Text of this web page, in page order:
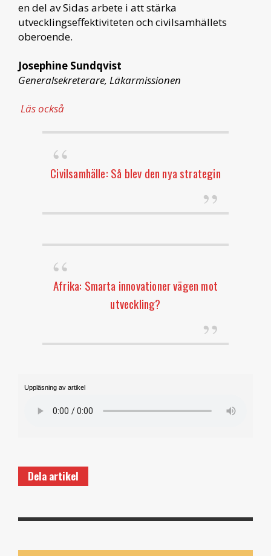
en del av Sidas arbete i att stärka
utvecklingseffektiviteten och civilsamhällets
oberoende.
Josephine Sundqvist
Generalsekreterare, Läkarmissionen
Läs också
Civilsamhälle: Så blev den nya strategin
Afrika: Smarta innovationer vägen mot
utveckling?
Uppläsning av artikel
Dela artikel